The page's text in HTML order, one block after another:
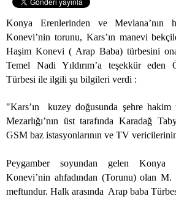
Konya Erenlerinden ve Mevlana’nın
Konevi’nin torunu, Kars’ın manevi
Haşim Konevi ( Arap Baba) türbesini
Temel Nadi Yıldırım’a teşekkür eden
Türbesi ile ilgili şu bilgileri verdi :
"Kars’ın
kuzey doğusunda şehre hakim
Mezarlığı’nın üst tarafında Karadağ
GSM baz istasyonlarının ve TV
Peygamber soyundan gelen Konya
Konevi’nin ahfadından (Torunu) olan
meftundur. Halk arasında Arap baba